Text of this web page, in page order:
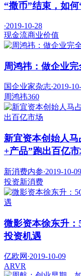
“撒币”结束，如何
·2019-10-28
现金流商业价值
周鸿祎：做企业
国企业家杂志·2019-
周鸿祎360
新宜资本创始人
+产品”跑出百亿
新消费内参·2019-10-09
投资新消费
微影资本徐东升
投资机遇
亿欧网 ·2019-10-09
ARVR